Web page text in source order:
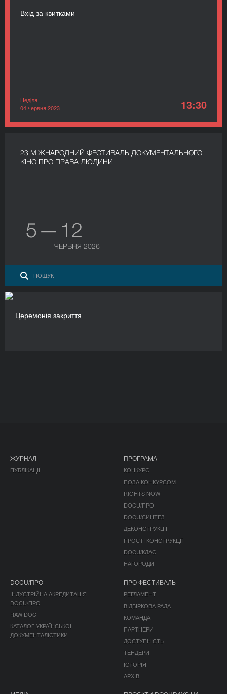
Вхід за квитками
Неділя
04 червня 2023
13:30
23 МІЖНАРОДНИЙ ФЕСТИВАЛЬ ДОКУМЕНТАЛЬНОГО
КІНО ПРО ПРАВА ЛЮДИНИ
5 — 12
ЧЕРВНЯ 2026
Церемонія закриття
ЖУРНАЛ
ПУБЛІКАЦІЇ
ПРОГРАМА
КОНКУРС
ПОЗА КОНКУРСОМ
RIGHTS NOW!
DOCU/ПРО
DOCU/СИНТЕЗ
ДЕКОНСТРУКЦІЇ
ПРОСТІ КОНСТРУКЦІЇ
DOCU/КЛАС
НАГОРОДИ
DOCU/ПРО
ІНДУСТРІЙНА АКРЕДИТАЦІЯ
DOCU/ПРО
RAW DOC
КАТАЛОГ УКРАЇНСЬКОЇ
ДОКУМЕНТАЛІСТИКИ
ПРО ФЕСТИВАЛЬ
РЕГЛАМЕНТ
ВІДБІРКОВА РАДА
КОМАНДА
ПАРТНЕРИ
ДОСТУПНІСТЬ
ТЕНДЕРИ
ІСТОРІЯ
АРХІВ